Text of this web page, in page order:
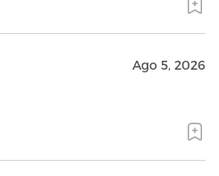
Ago 5, 2026